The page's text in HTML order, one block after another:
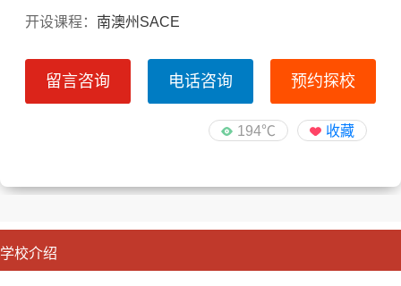
开设课程： 南澳州SACE
留言咨询 电话咨询 预约探校
194℃ 收藏
学校介绍